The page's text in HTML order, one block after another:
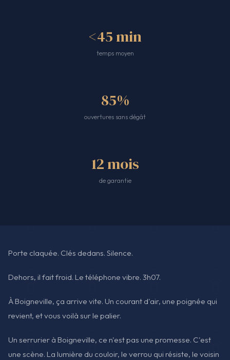
<45 min
temps moyen
85%
ouvertures sans dégât
12 mois
de garantie
Porte claquée. Clés dedans. Silence.
Dehors, il fait froid. Le téléphone vibre. 3h07.
À Boigneville, ça arrive vite. Un courant d'air, une poignée qui
revient, et vous voilà sur le palier.
Un serrurier à Boigneville, ce n'est pas une promesse. C'est
une scène. La lumière du couloir, le verrou qui résiste, le voisin